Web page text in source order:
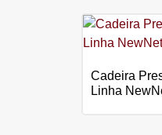
Cadeira
Linha